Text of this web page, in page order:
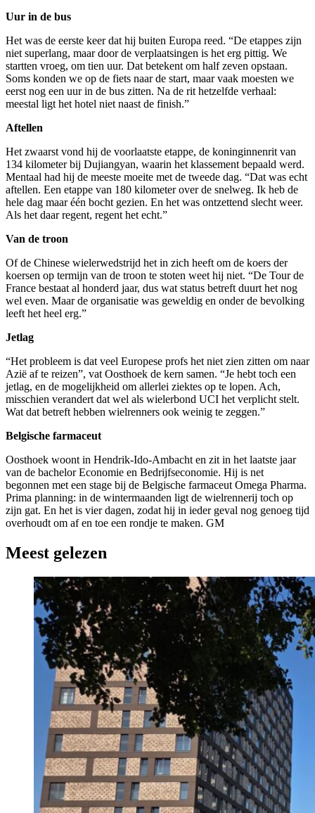
Uur in de bus
Het was de eerste keer dat hij buiten Europa reed. “De etappes zijn
niet superlang, maar door de verplaatsingen is het erg pittig. We
startten vroeg, om tien uur. Dat betekent om half zeven opstaan.
Soms konden we op de fiets naar de start, maar vaak moesten we
eerst nog een uur in de bus zitten. Na de rit hetzelfde verhaal:
meestal ligt het hotel niet naast de finish.”
Aftellen
Het zwaarst vond hij de voorlaatste etappe, de koninginnenrit van
134 kilometer bij Dujiangyan, waarin het klassement bepaald werd.
Mentaal had hij de meeste moeite met de tweede dag. “Dat was echt
aftellen. Een etappe van 180 kilometer over de snelweg. Ik heb de
hele dag maar één bocht gezien. En het was ontzettend slecht weer.
Als het daar regent, regent het echt.”
Van de troon
Of de Chinese wielerwedstrijd het in zich heeft om de koers der
koersen op termijn van de troon te stoten weet hij niet. “De Tour de
France bestaat al honderd jaar, dus wat status betreft duurt het nog
wel even. Maar de organisatie was geweldig en onder de bevolking
leeft het heel erg.”
Jetlag
“Het probleem is dat veel Europese profs het niet zien zitten om naar
Azië af te reizen”, vat Oosthoek de kern samen. “Je hebt toch een
jetlag, en de mogelijkheid om allerlei ziektes op te lopen. Ach,
misschien verandert dat wel als wielerbond UCI het verplicht stelt.
Wat dat betreft hebben wielrenners ook weinig te zeggen.”
Belgische farmaceut
Oosthoek woont in Hendrik-Ido-Ambacht en zit in het laatste jaar
van de bachelor Economie en Bedrijfseconomie. Hij is net
begonnen met een stage bij de Belgische farmaceut Omega Pharma.
Prima planning: in de wintermaanden ligt de wielrennerij toch op
zijn gat. En het is vier dagen, zodat hij in ieder geval nog genoeg tijd
overhoudt om af en toe een rondje te maken. GM
Meest gelezen